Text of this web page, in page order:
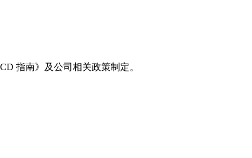
指南》及公司相关政策制定。